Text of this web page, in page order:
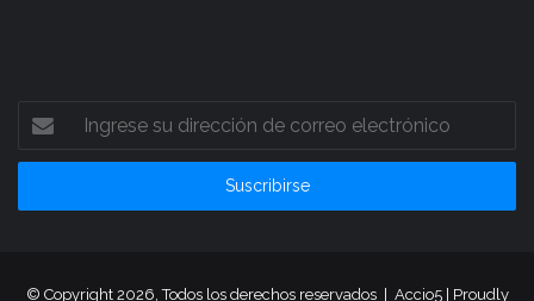
Ingrese
su
dirección
correo
© Copyright 2026, Todos los derechos reservados | Accio5| Proudly